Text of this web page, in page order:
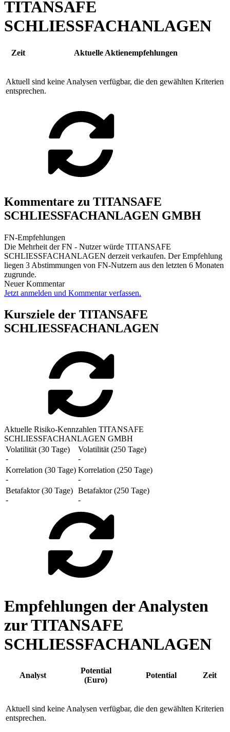
TITANSAFE
SCHLIESSFACHANLAGEN
Zeit Aktuelle Aktienempfehlungen
Aktuell sind keine Analysen verfügbar, die den gewählten Kriterien
entsprechen.
Kommentare zu TITANSAFE
SCHLIESSFACHANLAGEN GMBH
FN-Empfehlungen
Die Mehrheit der FN - Nutzer würde TITANSAFE
SCHLIESSFACHANLAGEN derzeit verkaufen. Der Empfehlung
liegen 3 Abstimmungen von FN-Nutzern aus den letzten 6 Monaten
zugrunde.
Neuer Kommentar
Jetzt anmelden und Kommentar verfassen.
Kursziele der TITANSAFE
SCHLIESSFACHANLAGEN
Aktuelle Risiko-Kennzahlen TITANSAFE
SCHLIESSFACHANLAGEN GMBH
Volatilität (30 Tage)
-
Volatilität (250 Tage)
-
Korrelation (30 Tage)
-
Korrelation (250 Tage)
-
Betafaktor (30 Tage)
-
Betafaktor (250 Tage)
-
Empfehlungen der Analysten
zur TITANSAFE
SCHLIESSFACHANLAGEN
Analyst
Potential
(Euro)
Potential Zeit
Aktuell sind keine Analysen verfügbar, die den gewählten Kriterien
entsprechen.